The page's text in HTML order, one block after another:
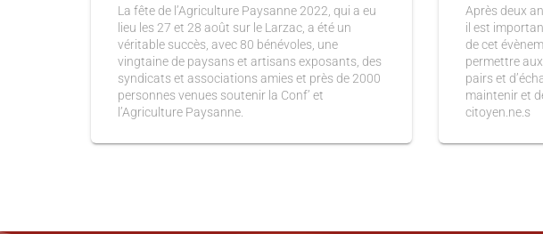
La fête de l’Agriculture Paysanne 2022, qui a eu
lieu les 27 et 28 août sur le Larzac, a été un
véritable succès, avec 80 bénévoles, une
vingtaine de paysans et artisans exposants, des
syndicats et associations amies et près de 2000
personnes venues soutenir la Conf’ et
l’Agriculture Paysanne.
Après deux
il est
de cet
permettre
pairs et
maintenir et
citoyen.ne.s